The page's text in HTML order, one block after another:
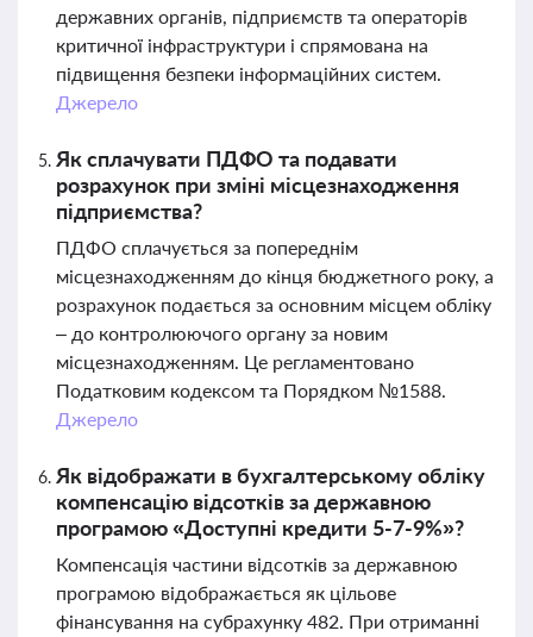
державних органів, підприємств та операторів
критичної інфраструктури і спрямована на
підвищення безпеки інформаційних систем.
Джерело
Як сплачувати ПДФО та подавати
розрахунок при зміні місцезнаходження
підприємства?
ПДФО сплачується за попереднім
місцезнаходженням до кінця бюджетного року, а
розрахунок подається за основним місцем обліку
– до контролюючого органу за новим
місцезнаходженням. Це регламентовано
Податковим кодексом та Порядком №1588.
Джерело
Як відображати в бухгалтерському обліку
компенсацію відсотків за державною
програмою «Доступні кредити 5-7-9%»?
Компенсація частини відсотків за державною
програмою відображається як цільове
фінансування на субрахунку 482. При отриманні